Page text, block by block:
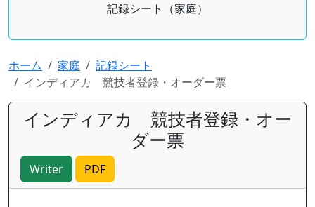
記録シート（家庭）
ホーム 家庭
記録シート
インディアカ 競技者登録・オーダー票
インディアカ 競技者登録・オー
ダー票
Writer PDF